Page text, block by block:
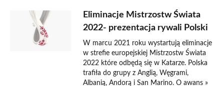
Eliminacje Mistrzostw Świata
2022- prezentacja rywali Polski
W marcu 2021 roku wystartują eliminacje
w strefie europejskiej Mistrzostw Świata
2022 które odbędą się w Katarze. Polska
trafiła do grupy z Anglią, Węgrami,
Albanią, Andorą i San Marino. O awans »